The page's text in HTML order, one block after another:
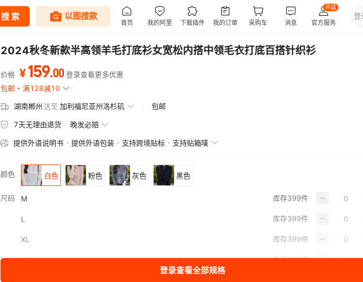
2024秋冬新款半高领羊毛打底衫女宽松内搭中领毛衣打底百搭针织衫
价格 ¥159.00 登录查看更多优惠
包邮
满128减10
湖南郴州送至 加利福尼亚州洛杉矶 包邮
7天无理由退货 晚发必赔
提供外语说明书 提供外语包装 支持跨境贴标 支持贴箱唛
颜色 白色 粉色 灰色 黑色
尺码 M 库存399件
L 库存399件
XL 库存399件
XXL 库存399件
登录查看全部规格